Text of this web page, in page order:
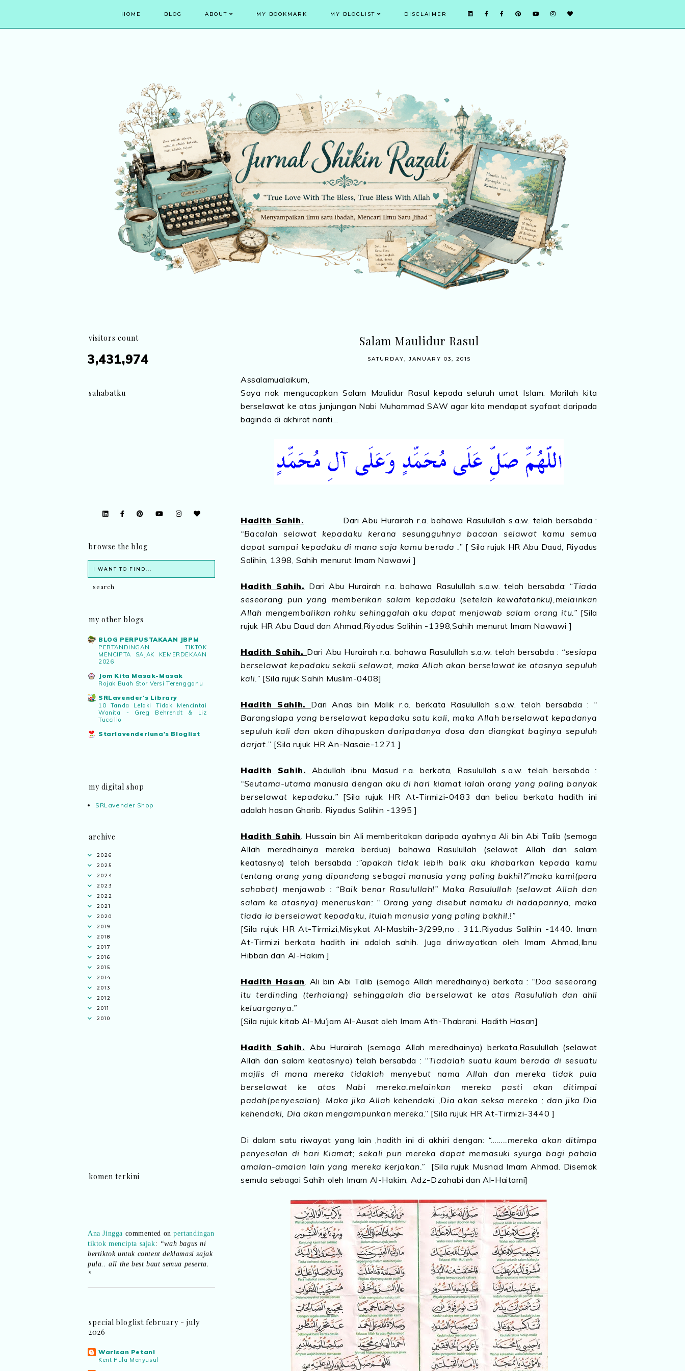
HOME BLOG ABOUT MY BOOKMARK MY BLOGLIST DISCLAIMER
Salam Maulidur Rasul
SATURDAY, JANUARY 03, 2015
Assalamualaikum,
Saya nak mengucapkan Salam Maulidur Rasul kepada seluruh umat Islam. Marilah kita
berselawat ke atas junjungan Nabi Muhammad SAW agar kita mendapat syafaat daripada
baginda di akhirat nanti...
Hadith Sahih.
Dari Abu Hurairah r.a. bahawa Rasulullah s.a.w. telah bersabda :
“Bacalah selawat kepadaku kerana sesungguhnya bacaan selawat kamu semua
dapat sampai kepadaku di mana saja kamu berada . ” [ Sila rujuk HR Abu Daud, Riyadus
Solihin, 1398, Sahih menurut Imam Nawawi ]
Hadith Sahih. Dari Abu Hurairah r.a. bahawa Rasulullah s.a.w. telah bersabda; “Tiada
seseorang pun yang memberikan salam kepadaku (setelah kewafatanku),melainkan
Allah mengembalikan rohku sehinggalah aku dapat menjawab salam orang itu.” [Sila
rujuk HR Abu Daud dan Ahmad,Riyadus Solihin -1398,Sahih menurut Imam Nawawi ]
Hadith Sahih. Dari Abu Hurairah r.a. bahawa Rasulullah s.a.w. telah bersabda : “sesiapa
berselawat kepadaku sekali selawat, maka Allah akan berselawat ke atasnya sepuluh
kali.” [Sila rujuk Sahih Muslim-0408]
Hadith Sahih. Dari Anas bin Malik r.a. berkata Rasulullah s.a.w. telah bersabda : “
Barangsiapa yang berselawat kepadaku satu kali, maka Allah berselawat kepadanya
sepuluh kali dan akan dihapuskan daripadanya dosa dan diangkat baginya sepuluh
darjat.” [Sila rujuk HR An-Nasaie-1271 ]
Hadith Sahih. Abdullah ibnu Masud r.a. berkata, Rasulullah s.a.w. telah bersabda :
“Seutama-utama manusia dengan aku di hari kiamat ialah orang yang paling banyak
berselawat kepadaku.” [Sila rujuk HR At-Tirmizi-0483 dan beliau berkata hadith ini
adalah hasan Gharib. Riyadus Salihin -1395 ]
Hadith Sahih . Hussain bin Ali memberitakan daripada ayahnya Ali bin Abi Talib (semoga
Allah meredhainya mereka berdua) bahawa Rasulullah (selawat Allah dan salam
keatasnya) telah bersabda :”apakah tidak lebih baik aku khabarkan kepada kamu
tentang orang yang dipandang sebagai manusia yang paling bakhil?”maka kami(para
sahabat) menjawab : “Baik benar Rasulullah!” Maka Rasulullah (selawat Allah dan
salam ke atasnya) meneruskan: “ Orang yang disebut namaku di hadapannya, maka
tiada ia berselawat kepadaku, itulah manusia yang paling bakhil.!”
[Sila rujuk HR At-Tirmizi,Misykat Al-Masbih-3/299,no : 311.Riyadus Salihin -1440. Imam
At-Tirmizi berkata hadith ini adalah sahih. Juga diriwayatkan oleh Imam Ahmad,Ibnu
Hibban dan Al-Hakim ]
Hadith Hasan . Ali bin Abi Talib (semoga Allah meredhainya) berkata : “Doa seseorang
itu terdinding (terhalang) sehinggalah dia berselawat ke atas Rasulullah dan ahli
keluarganya.”
[Sila rujuk kitab Al-Mu’jam Al-Ausat oleh Imam Ath-Thabrani. Hadith Hasan]
Hadith Sahih. Abu Hurairah (semoga Allah meredhainya) berkata,Rasulullah (selawat
Allah dan salam keatasnya) telah bersabda : “Tiadalah suatu kaum berada di sesuatu
majlis di mana mereka tidaklah menyebut nama Allah dan mereka tidak pula
berselawat ke atas Nabi mereka.melainkan mereka pasti akan ditimpai
padah(penyesalan). Maka jika Allah kehendaki ,Dia akan seksa mereka ; dan jika Dia
kehendaki, Dia akan mengampunkan mereka .” [Sila rujuk HR At-Tirmizi-3440 ]
Di dalam satu riwayat yang lain ,hadith ini di akhiri dengan: “……..mereka akan ditimpa
penyesalan di hari Kiamat; sekali pun mereka dapat memasuki syurga bagi pahala
amalan-amalan lain yang mereka kerjakan.”
[Sila rujuk Musnad Imam Ahmad. Disemak
semula sebagai Sahih oleh Imam Al-Hakim, Adz-Dzahabi dan Al-Haitami]
visitors count
3,431,974
sahabatku
browse the blog
my other blogs
BLOG PERPUSTAKAAN JBPM
PERTANDINGAN TIKTOK
MENCIPTA SAJAK KEMERDEKAAN
2026
Jom Kita Masak-Masak
Rojak Buah Stor Versi Terengganu
SRLavender's Library
10 Tanda Lelaki Tidak Mencintai
Wanita - Greg Behrendt & Liz
Tuccillo
Starlavenderluna's Bloglist
my digital shop
SRLavender Shop
archive
2026
2025
2024
2023
2022
2021
2020
2019
2018
2017
2016
2015
2014
2013
2012
2011
2010
komen terkini
tiktok mencipta sajak:“wah bagus ni
bertiktok untuk content deklamasi sajak
pula.. all the best baut semua peserta.
”
Syaz Rahimcommented ondari idea ke
aktiviti interaktif program. Inovasi AI
dan teknologi digital terbaik!”
Syaz Rahim commented on
pertandingan tiktok mencipta sajak
special bloglist february - july
2026
Warisan Petani
Kent Pula Menyusul